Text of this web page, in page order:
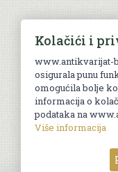
© Sva
Kolačići i
www.antikvarijat-
osigurala punu
omogućila bolje
informacija o
podataka na
Više informacija